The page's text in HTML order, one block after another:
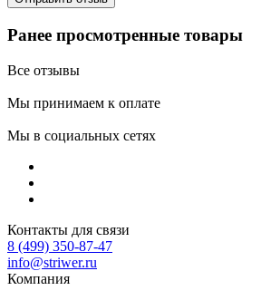
Ранее просмотренные товары
Все отзывы
Мы принимаем к оплате
Мы в социальных сетях
Контакты для связи
8 (499) 350-87-47
info@striwer.ru
Компания